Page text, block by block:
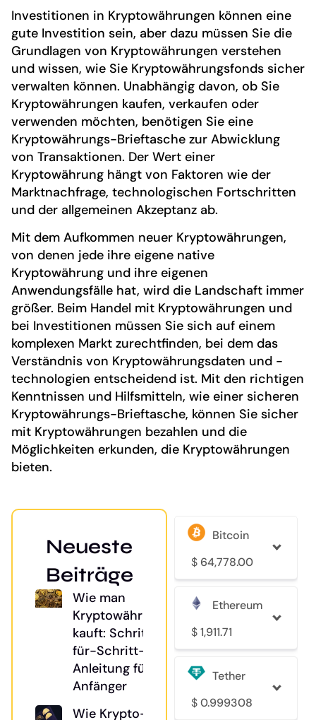
Investitionen in Kryptowährungen können eine
gute Investition sein, aber dazu müssen Sie die
Grundlagen von Kryptowährungen verstehen
und wissen, wie Sie Kryptowährungsfonds sicher
verwalten können. Unabhängig davon, ob Sie
Kryptowährungen kaufen, verkaufen oder
verwenden möchten, benötigen Sie eine
Kryptowährungs-Brieftasche zur Abwicklung
von Transaktionen. Der Wert einer
Kryptowährung hängt von Faktoren wie der
Marktnachfrage, technologischen Fortschritten
und der allgemeinen Akzeptanz ab.
Mit dem Aufkommen neuer Kryptowährungen,
von denen jede ihre eigene native
Kryptowährung und ihre eigenen
Anwendungsfälle hat, wird die Landschaft immer
größer. Beim Handel mit Kryptowährungen und
bei Investitionen müssen Sie sich auf einem
komplexen Markt zurechtfinden, bei dem das
Verständnis von Kryptowährungsdaten und -
technologien entscheidend ist. Mit den richtigen
Kenntnissen und Hilfsmitteln, wie einer sicheren
Kryptowährungs-Brieftasche, können Sie sicher
mit Kryptowährungen bezahlen und die
Möglichkeiten erkunden, die Kryptowährungen
bieten.
Neueste
Beiträge
Wie man
Kryptowährung
kauft: Schritt-
für-Schritt-
Anleitung für
Anfänger
Wie Krypto-
Bitcoin
$ 64,778.00
Ethereum
$ 1,911.71
Tether
$ 0.999308